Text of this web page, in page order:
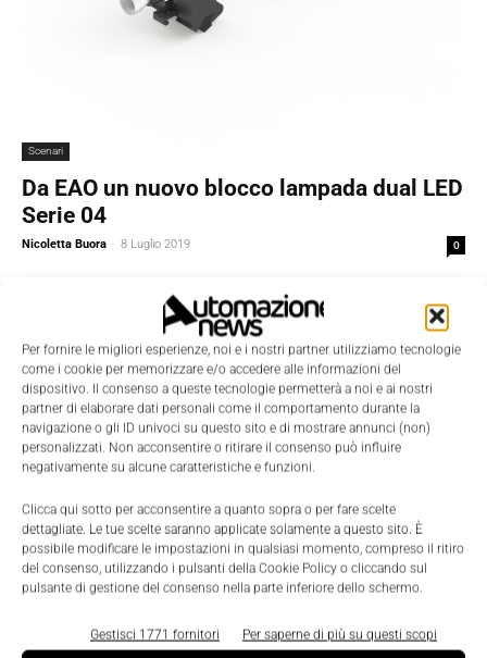
Per fornire le migliori esperienze, noi e i nostri partner utilizziamo tecnologie
come i cookie per memorizzare e/o accedere alle informazioni del
dispositivo. Il consenso a queste tecnologie permetterà a noi e ai nostri
partner di elaborare dati personali come il comportamento durante la
navigazione o gli ID univoci su questo sito e di mostrare annunci (non)
personalizzati. Non acconsentire o ritirare il consenso può influire
negativamente su alcune caratteristiche e funzioni.
Clicca qui sotto per acconsentire a quanto sopra o per fare scelte
dettagliate. Le tue scelte saranno applicate solamente a questo sito. È
possibile modificare le impostazioni in qualsiasi momento, compreso il ritiro
del consenso, utilizzando i pulsanti della Cookie Policy o cliccando sul
pulsante di gestione del consenso nella parte inferiore dello schermo.
Gestisci 1771 fornitori Per saperne di più su questi scopi
Scenari
Da EAO un nuovo blocco lampada dual LED
Serie 04
Nicoletta Buora - 8 Luglio 2019 0